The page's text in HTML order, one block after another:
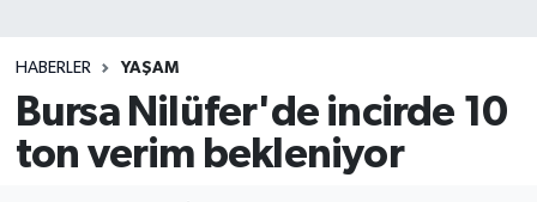
HABERLER YAŞAM
Bursa Nilüfer'de incirde 10
ton verim bekleniyor
Teknoloji
TRABZON